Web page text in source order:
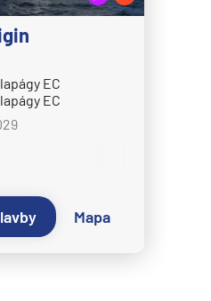
EC
EC
Mapa